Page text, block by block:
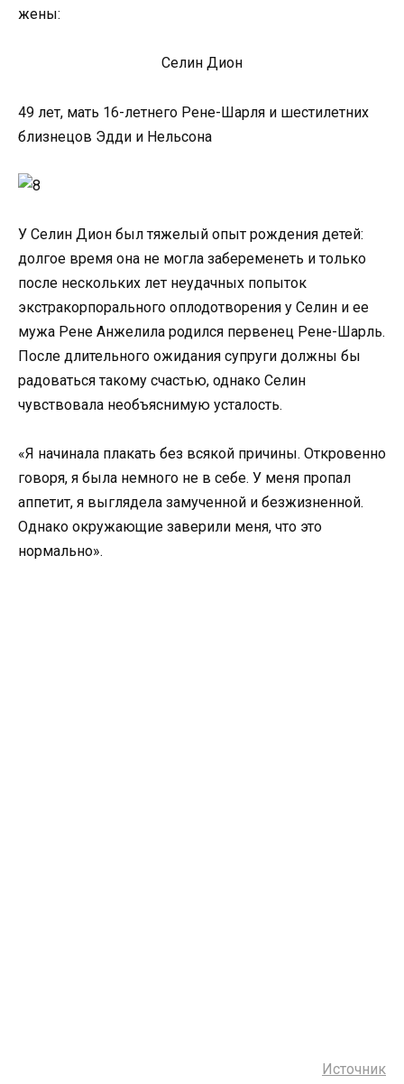
жены:
Селин Дион
49 лет, мать 16-летнего Рене-Шарля и шестилетних
близнецов Эдди и Нельсона
У Селин Дион был тяжелый опыт рождения детей:
долгое время она не могла забеременеть и только
после нескольких лет неудачных попыток
экстракорпорального оплодотворения у Селин и ее
мужа Рене Анжелила родился первенец Рене-Шарль.
После длительного ожидания супруги должны бы
радоваться такому счастью, однако Селин
чувствовала необъяснимую усталость.
«Я начинала плакать без всякой причины. Откровенно
говоря, я была немного не в себе. У меня пропал
аппетит, я выглядела замученной и безжизненной.
Однако окружающие заверили меня, что это
нормально».
Источник